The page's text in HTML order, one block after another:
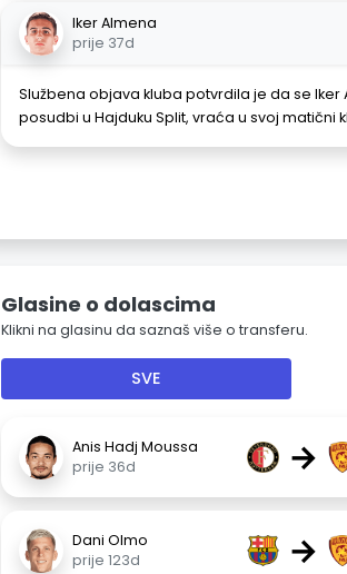
Iker Almena
prije 37d
Službena objava kluba potvrdila je da se Iker
posudbi u Hajduku Split, vraća u svoj matični
Glasine o dolascima
Klikni na glasinu da saznaš više o transferu.
SVE
Anis Hadj Moussa
prije 36d
→
Dani Olmo
prije 123d
→